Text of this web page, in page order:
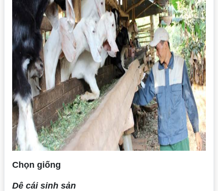
Chọn giống
Dê cái sinh sản